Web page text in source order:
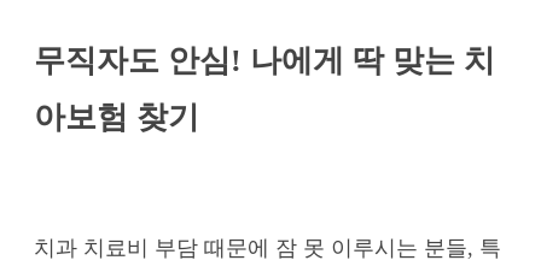
무직자도 안심! 나에게 딱 맞는 치
아보험 찾기
치과 치료비 부담 때문에 잠 못 이루시는 분들, 특